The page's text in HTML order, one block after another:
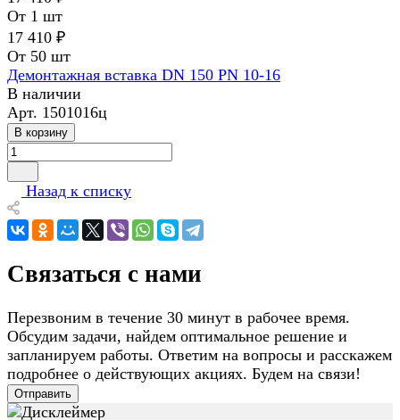
От 1 шт
17 410 ₽
От 50 шт
Демонтажная вставка DN 150 PN 10-16
В наличии
Арт. 1501016ц
В корзину
Назад к списку
Связаться с нами
Перезвоним в течение 30 минут в рабочее время.
Обсудим задачи, найдем оптимальное решение и
запланируем работы. Ответим на вопросы и расскажем
подробнее о действующих акциях. Будем на связи!
Отправить